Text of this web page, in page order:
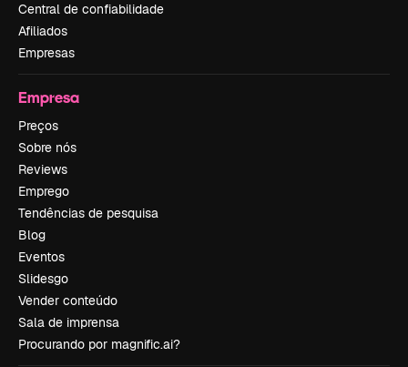
Central de confiabilidade
Afiliados
Empresas
Empresa
Preços
Sobre nós
Reviews
Emprego
Tendências de pesquisa
Blog
Eventos
Slidesgo
Vender conteúdo
Sala de imprensa
Procurando por magnific.ai?